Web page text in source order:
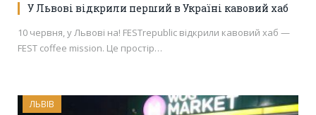
У Львові відкрили перший в Україні кавовий хаб
10 червня, у Львові на! FESTrepublic відкрили кавовий хаб —
FEST coffee mission. Це простір…
ЛЬВІВ